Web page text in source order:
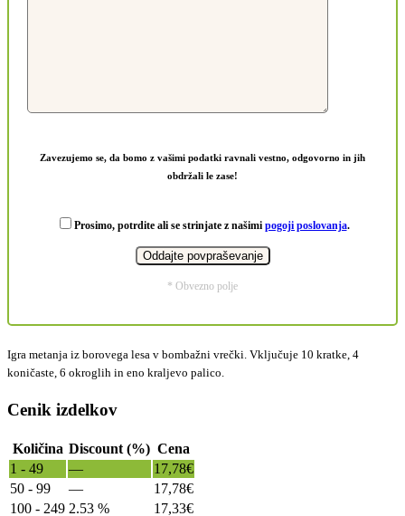
Zavezujemo se, da bomo z vašimi podatki ravnali vestno, odgovorno in jih
obdržali le zase!
Prosimo, potrdite ali se strinjate z našimi pogoji poslovanja.
* Obvezno polje
Igra metanja iz borovega lesa v bombažni vrečki. Vključuje 10 kratke, 4
koničaste, 6 okroglih in eno kraljevo palico.
Cenik izdelkov
Količina Discount (%) Cena
1 - 49
— 17,78€
50 - 99
— 17,78€
100 - 249 2.53 % 17,33€